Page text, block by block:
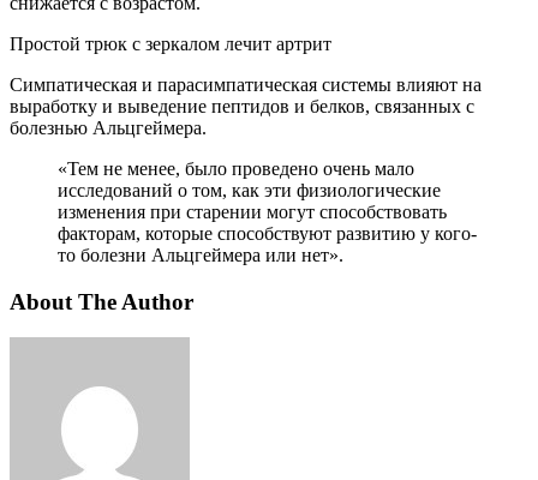
Простой трюк с зеркалом лечит артрит
Симпатическая и парасимпатическая системы влияют на
выработку и выведение пептидов и белков, связанных с
болезнью Альцгеймера.
«Тем не менее, было проведено очень мало
исследований о том, как эти физиологические
изменения при старении могут способствовать
факторам, которые способствуют развитию у кого-
то болезни Альцгеймера или нет».
About The Author